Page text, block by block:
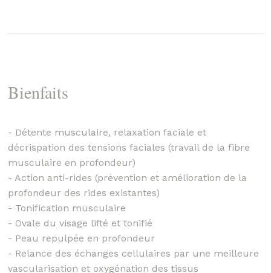
Bienfaits
- Détente musculaire, relaxation faciale et
décrispation des tensions faciales (travail de la fibre
musculaire en profondeur)
- Action anti-rides (prévention et amélioration de la
profondeur des rides existantes)
- Tonification musculaire
- Ovale du visage lifté et tonifié
- Peau repulpée en profondeur
- Relance des échanges cellulaires par une meilleure
vascularisation et oxygénation des tissus